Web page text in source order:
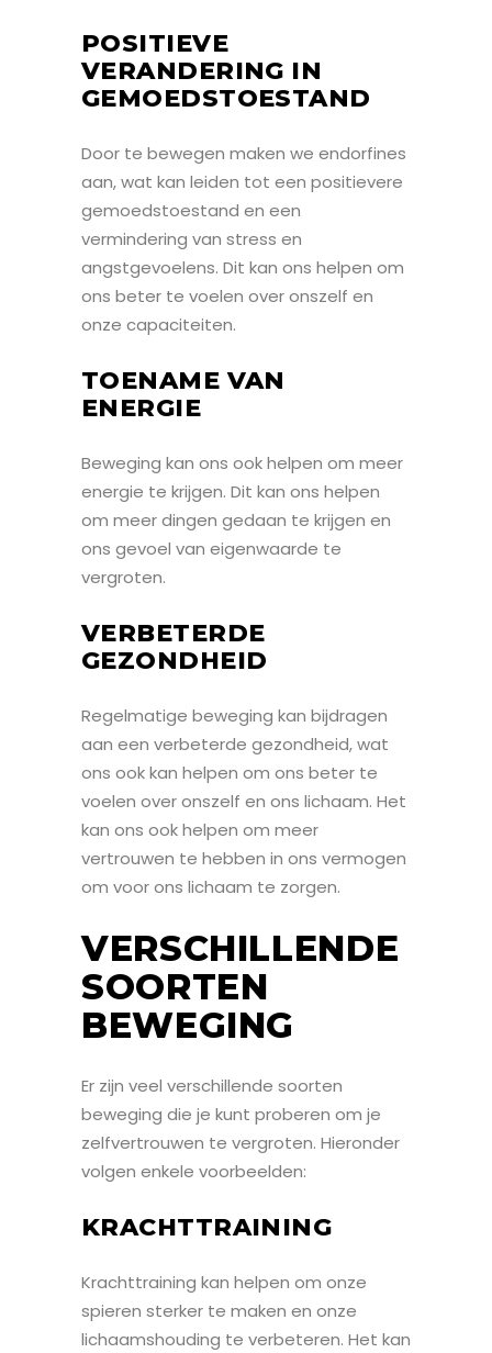
POSITIEVE
VERANDERING IN
GEMOEDSTOESTAND
Door te bewegen maken we endorfines
aan, wat kan leiden tot een positievere
gemoedstoestand en een
vermindering van stress en
angstgevoelens. Dit kan ons helpen om
ons beter te voelen over onszelf en
onze capaciteiten.
TOENAME VAN
ENERGIE
Beweging kan ons ook helpen om meer
energie te krijgen. Dit kan ons helpen
om meer dingen gedaan te krijgen en
ons gevoel van eigenwaarde te
vergroten.
VERBETERDE
GEZONDHEID
Regelmatige beweging kan bijdragen
aan een verbeterde gezondheid, wat
ons ook kan helpen om ons beter te
voelen over onszelf en ons lichaam. Het
kan ons ook helpen om meer
vertrouwen te hebben in ons vermogen
om voor ons lichaam te zorgen.
VERSCHILLENDE
SOORTEN
BEWEGING
Er zijn veel verschillende soorten
beweging die je kunt proberen om je
zelfvertrouwen te vergroten. Hieronder
volgen enkele voorbeelden:
KRACHTTRAINING
Krachttraining kan helpen om onze
spieren sterker te maken en onze
lichaamshouding te verbeteren. Het kan